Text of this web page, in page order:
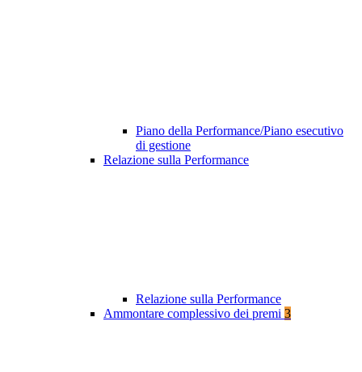
Piano della Performance/Piano esecutivo
di gestione
Relazione sulla Performance
Relazione sulla Performance
Ammontare complessivo dei premi 3